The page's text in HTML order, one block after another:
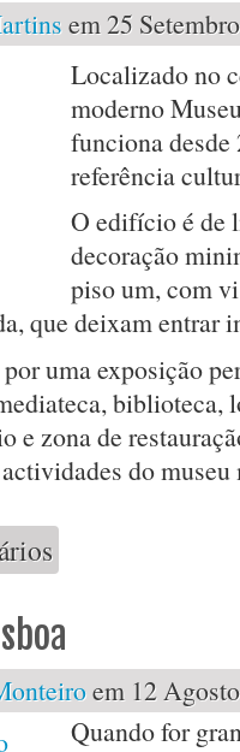
em 25
Localizado no
moderno
funciona
referência
O edifício é de
decoração
piso um, com
que deixam entrar
uma exposição
biblioteca,
e zona de
do
Vinho da Bairrada
em 12
Quando for